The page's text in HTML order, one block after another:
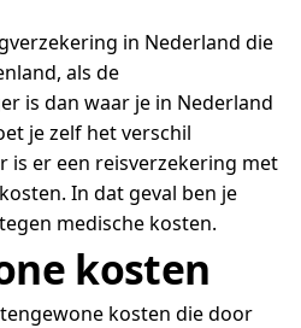
in Nederland die
als de
is dan waar je in Nederland
je zelf het verschil
is er een reisverzekering met
In dat geval ben je
medische kosten.
kosten
kosten die door